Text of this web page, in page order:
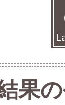
果